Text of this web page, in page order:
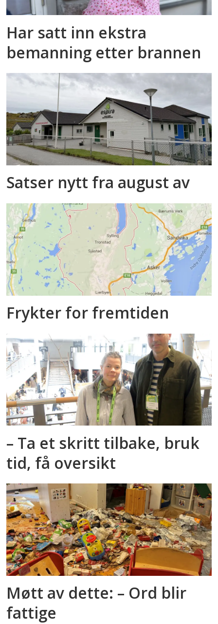
Har satt inn ekstra
bemanning etter brannen
Satser nytt fra august av
Frykter for fremtiden
– Ta et skritt tilbake, bruk
tid, få oversikt
Møtt av dette: – Ord blir
fattige